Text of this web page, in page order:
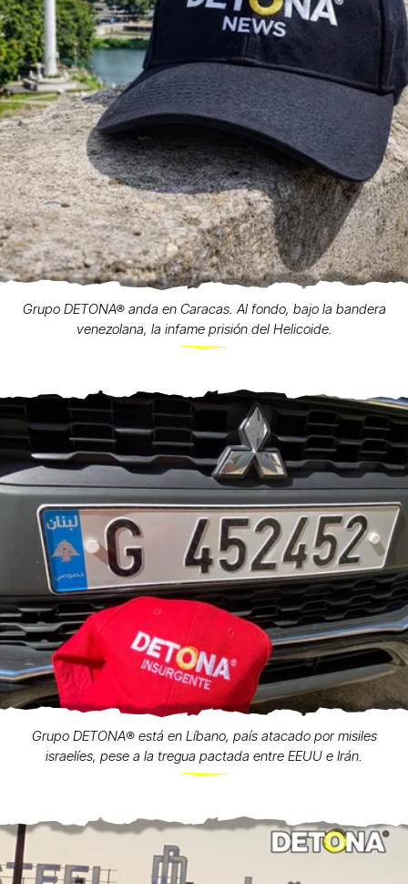
Grupo DETONA® anda en Caracas. Al fondo, bajo la bandera
venezolana, la infame prisión del Helicoide.
Grupo DETONA®️ está en Líbano, país atacado por misiles
israelíes, pese a la tregua pactada entre EEUU e Irán.